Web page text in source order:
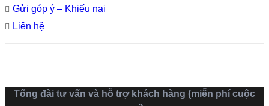
Gửi góp ý – Khiếu nại
Liên hệ
Tổng đài tư vấn và hỗ trợ khách hàng (miễn phí cuộc